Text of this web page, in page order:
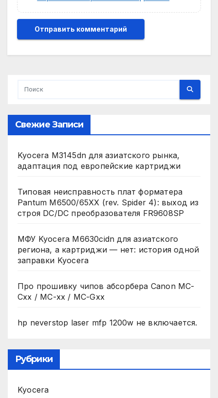
Свежие Записи
Kyocera M3145dn для азиатского рынка,
адаптация под европейские картриджи
Типовая неисправность плат форматера
Pantum M6500/65XX (rev. Spider 4): выход из
строя DC/DC преобразователя FR9608SP
МФУ Kyocera M6630cidn для азиатского
региона, а картриджи — нет: история одной
заправки Kyocera
Про прошивку чипов абсорбера Canon MC-
Cxx / MC-xx / MC-Gxx
hp neverstop laser mfp 1200w не включается.
Рубрики
Kyocera